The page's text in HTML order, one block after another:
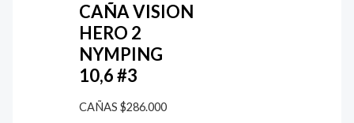
CAÑA VISION
HERO 2
NYMPING
10,6 #3
CAÑAS $286.000